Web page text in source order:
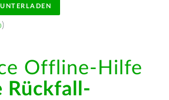
)
Offline-Hilfe
Rückfall-